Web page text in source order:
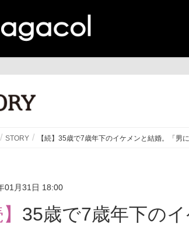
STORY 【続】35歳で7歳年下のイケメンと結婚。「男
01月31日 18:00
。「男に頼